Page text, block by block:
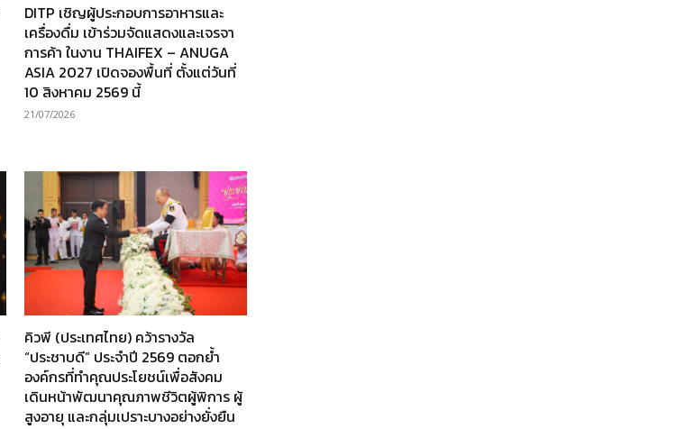
DITP เชิญผู้ประกอบการอาหารและ
เครื่องดื่ม เข้าร่วมจัดแสดงและเจรจา
การค้า ในงาน THAIFEX – ANUGA
ASIA 2027 เปิดจองพื้นที่ ตั้งแต่วันที่
10 สิงหาคม 2569 นี้
21/07/2026
คิวพี (ประเทศไทย) คว้ารางวัล
“ประชาบดี” ประจำปี 2569 ตอกย้ำ
องค์กรที่ทำคุณประโยชน์เพื่อสังคม
เดินหน้าพัฒนาคุณภาพชีวิตผู้พิการ ผู้
สูงอายุ และกลุ่มเปราะบางอย่างยั่งยืน